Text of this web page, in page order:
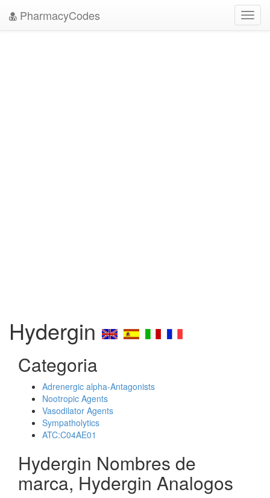
PharmacyCodes
Hydergin
Categoria
Adrenergic alpha-Antagonists
Nootropic Agents
Vasodilator Agents
Sympatholytics
ATC:C04AE01
Hydergin Nombres de
marca, Hydergin Analogos